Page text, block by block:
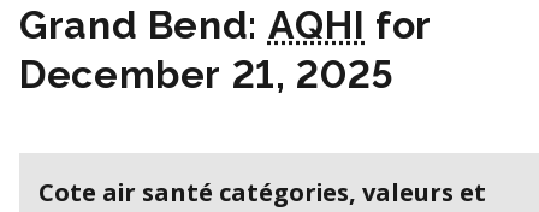
Grand Bend: AQHI for
December 21, 2025
Cote air santé catégories, valeurs et